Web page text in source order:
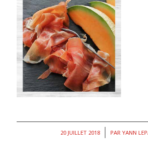
20 JUILLET 2018
/ PAR YANN